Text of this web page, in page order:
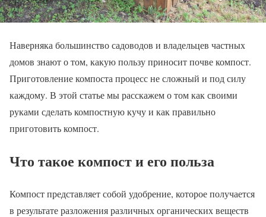
Наверняка большинство садоводов и владельцев частных
домов знают о том, какую пользу приносит почве компост.
Приготовление компоста процесс не сложный и под силу
каждому. В этой статье мы расскажем о том как своими
руками сделать компостную кучу и как правильно
приготовить компост.
Что такое компост и его польза
Компост представляет собой удобрение, которое получается
в результате разложения различных органических веществ